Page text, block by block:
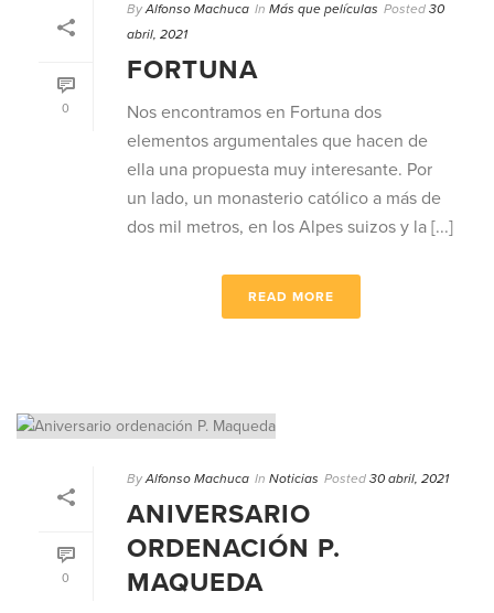
0
By Alfonso Machuca In Más que películas Posted 30
abril, 2021
FORTUNA
Nos encontramos en Fortuna dos
elementos argumentales que hacen de
ella una propuesta muy interesante. Por
un lado, un monasterio católico a más de
dos mil metros, en los Alpes suizos y la [...]
READ MORE
0
By Alfonso Machuca In Noticias Posted 30 abril, 2021
ANIVERSARIO
ORDENACIÓN P.
MAQUEDA